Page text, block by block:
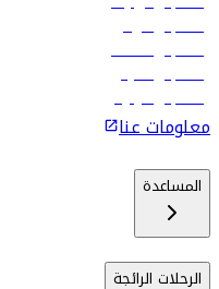
رحلات إلى الرياض
رحلات إلى مسقط
رحلات إلى ماليه
رحلات إلى كولومبو
معلومات عنا
المساعدة
الرحلات الرائجة